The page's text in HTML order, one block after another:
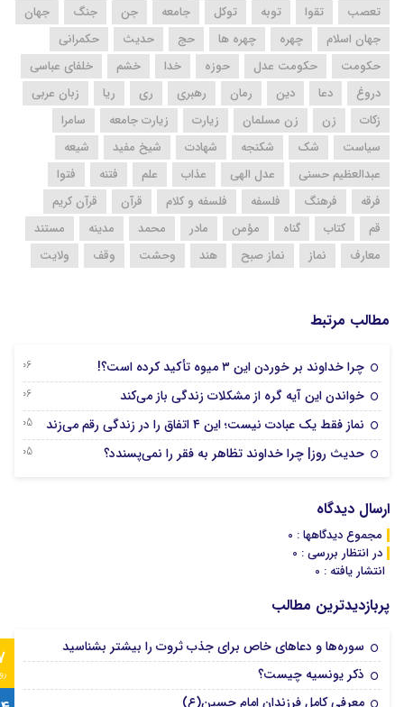
تعصب
تقوا توبه توکل جامعه جن جنگ
جهان
جهان اسلام
چهره چهره ها حج حدیث
حکمرانی
حکومت
حکومت عدل حوزه خدا خشم
خلفای عباسی
دروغ
دعا دین رمان رهبری ری ریا
زبان عربی
زکات
زن زن مسلمان زیارت زیارت جامعه
سامرا
سیاست
شک شکنجه شهادت شیخ مفید
شیعه
عبدالعظیم حسنی
عدل الهی عذاب علم فتنه
فتوا
فرقه
فرهنگ فلسفه فلسفه و کلام قرآن
قرآن کریم
قم
کتاب گناه مؤمن مادر محمد مدینه
مستند
معارف
نماز نماز صبح هند وحشت وقف ولایت
مطالب مرتبط
چرا خداوند بر خوردن این ۳ میوه تأکید کرده است؟! 06 آگوست 2026
خواندن این آیه گره از مشکلات زندگی باز می‌کند 06 آگوست 2026
نماز فقط یک عبادت نیست؛ این ۴ اتفاق را در زندگی رقم می‌زند 05 آگوست 2026
حدیث روز| چرا خداوند تظاهر به فقر را نمی‌پسندد؟ 05 آگوست 2026
ارسال دیدگاه
مجموع دیدگاهها : 0
در انتظار بررسی : 0
انتشار یافته : 0
پربازدیدترین مطالب
سوره‌ها و دعاهای خاص برای جذب ثروت را بیشتر بشناسید
ذکر یونسیه چیست؟
معرفی کامل فرزندان امام حسین(ع)